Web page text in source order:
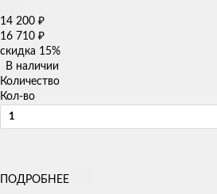
14 200 ₽
16 710 ₽
скидка 15%
В наличии
Количество
Кол-во
ПОДРОБНЕЕ